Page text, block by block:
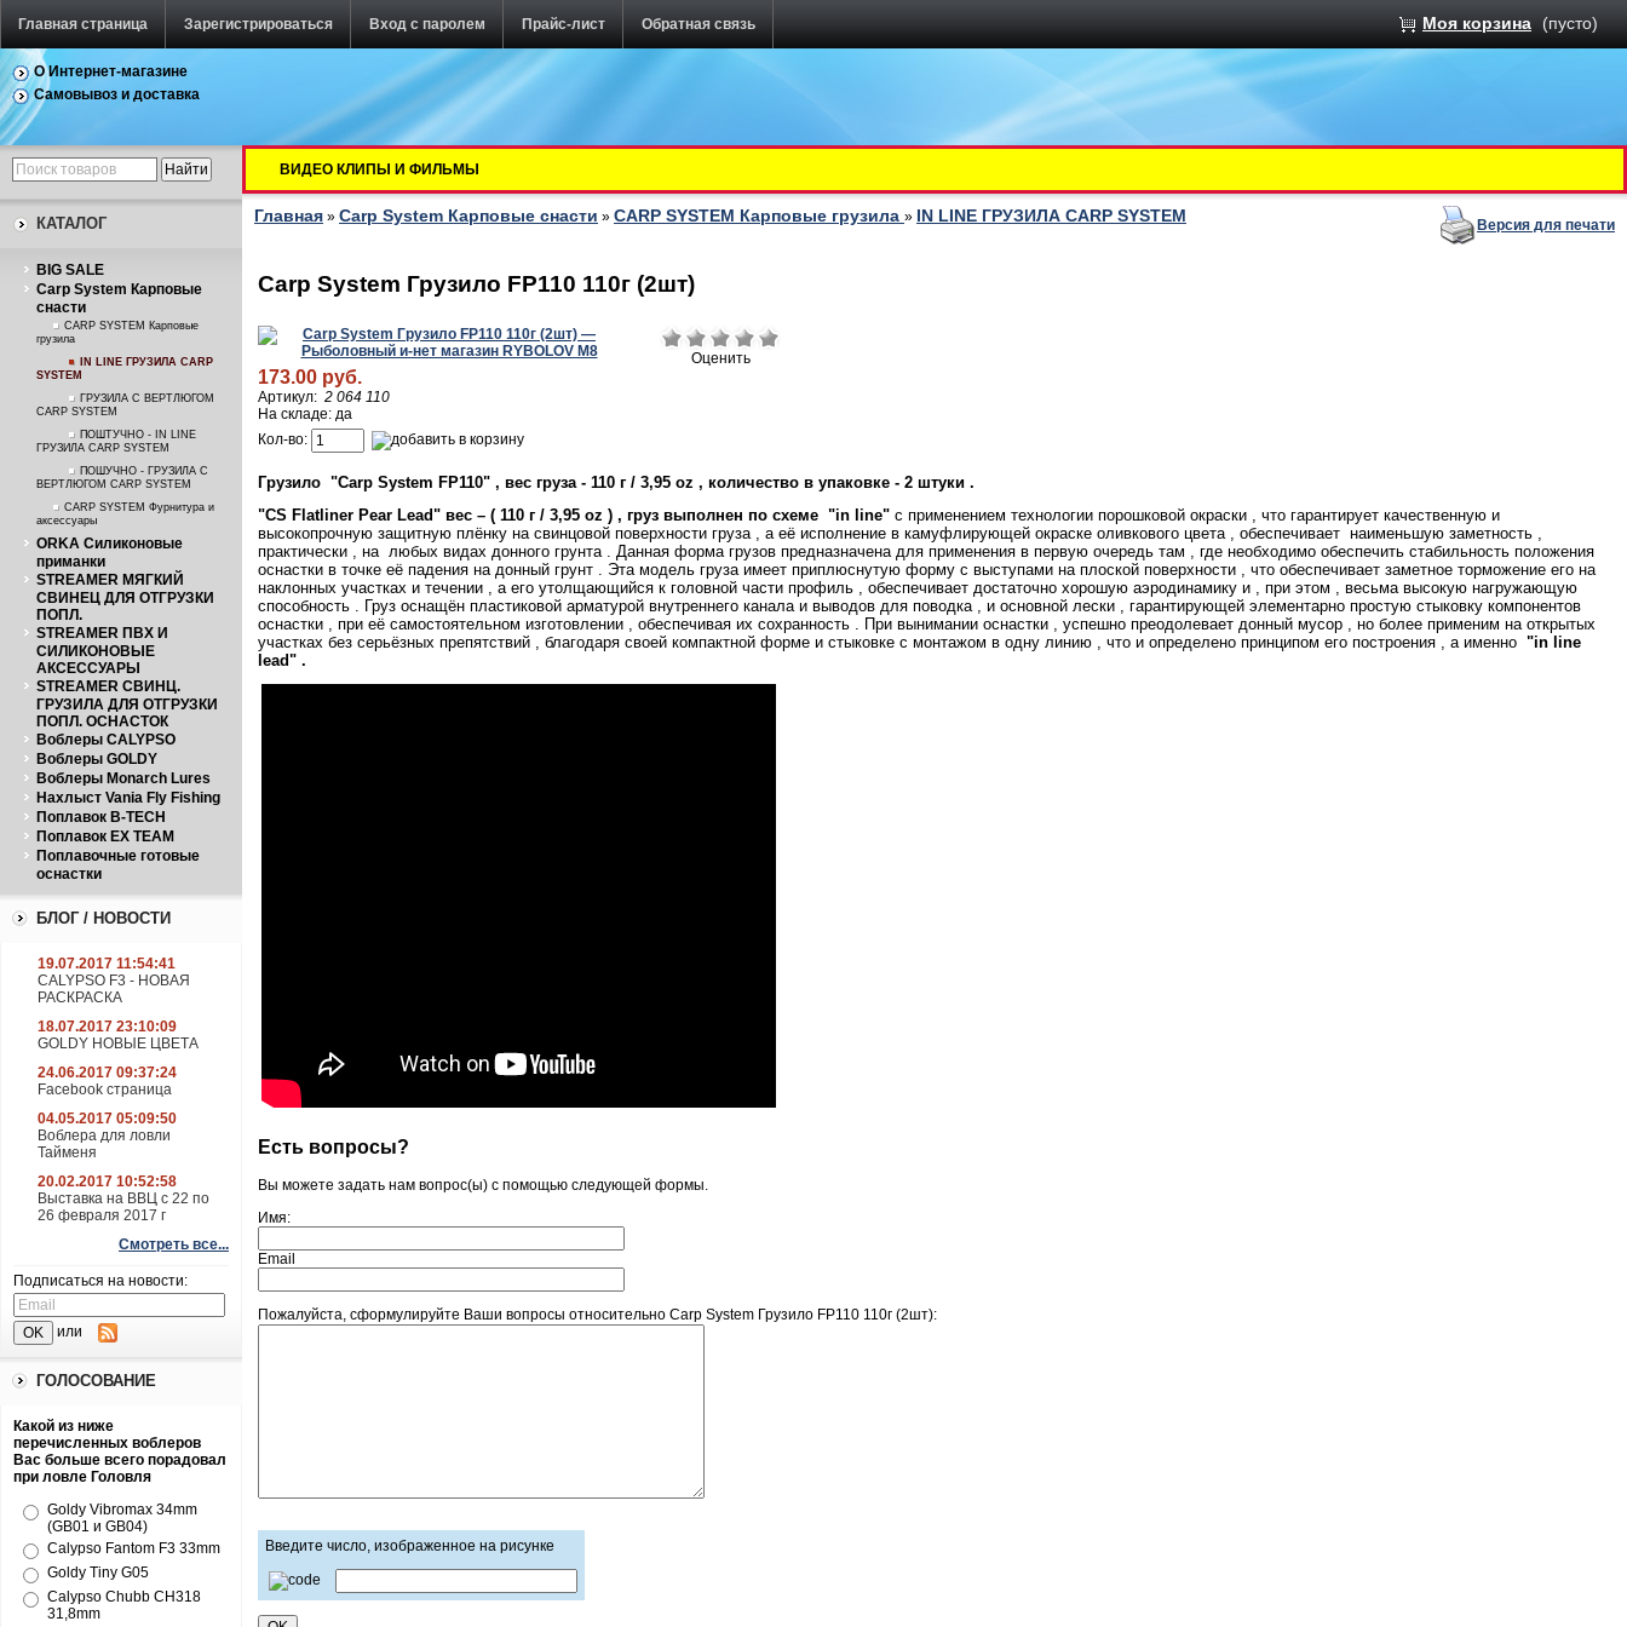
Главная страница Зарегистрироваться Вход с паролем Прайс-лист Обратная связь Моя корзина (пусто)
О Интернет-магазине
Самовывоз и доставка
КАТАЛОГ
BIG SALE
Carp System Карповые
снасти
CARP SYSTEM Карповые
грузила
IN LINE ГРУЗИЛА CARP
SYSTEM
ГРУЗИЛА С ВЕРТЛЮГОМ
CARP SYSTEM
ПОШТУЧНО - IN LINE
ГРУЗИЛА CARP SYSTEM
ПОШУЧНО - ГРУЗИЛА С
ВЕРТЛЮГОМ CARP SYSTEM
CARP SYSTEM Фурнитура и
аксессуары
ORKA Силиконовые
приманки
STREAMER МЯГКИЙ
СВИНЕЦ ДЛЯ ОТГРУЗКИ
ПОПЛ.
STREAMER ПВХ И
СИЛИКОНОВЫЕ
АКСЕССУАРЫ
STREAMER СВИНЦ.
ГРУЗИЛА ДЛЯ ОТГРУЗКИ
ПОПЛ. ОСНАСТОК
Воблеры CALYPSO
Воблеры GOLDY
Воблеры Monarch Lures
Нахлыст Vania Fly Fishing
Поплавок B-TECH
Поплавок EX TEAM
Поплавочные готовые
оснастки
БЛОГ / НОВОСТИ
19.07.2017 11:54:41
CALYPSO F3 - НОВАЯ
РАСКРАСКА
18.07.2017 23:10:09
GOLDY НОВЫЕ ЦВЕТА
24.06.2017 09:37:24
Facebook страница
04.05.2017 05:09:50
Воблера для ловли
Тайменя
20.02.2017 10:52:58
Выставка на ВВЦ с 22 по
26 февраля 2017 г
Смотреть все...
Подписаться на новости:
или
ГОЛОСОВАНИЕ
Какой из ниже
перечисленных воблеров
Вас больше всего порадовал
при ловле Головля
Goldy Vibromax 34mm
(GB01 и GB04)
Calypso Fantom F3 33mm
Goldy Tiny G05
Calypso Chubb CH318
31,8mm
ВИДЕО КЛИПЫ И ФИЛЬМЫ
Главная » Carp System Карповые снасти » CARP SYSTEM Карповые грузила » IN LINE ГРУЗИЛА CARP SYSTEM Версия для печати
Carp System Грузило FP110 110г (2шт)
Оценить
173.00 руб.
Артикул: 2 064 110
На складе: да
Кол-во:
Грузило "Carp System FP110" , вес груза - 110 г / 3,95 oz , количество в упаковке - 2 штуки .
"CS Flatliner Pear Lead" вес – ( 110 г / 3,95 oz ) , груз выполнен по схеме "in line" с применением технологии порошковой окраски , что гарантирует качественную и
высокопрочную защитную плёнку на свинцовой поверхности груза , а её исполнение в камуфлирующей окраске оливкового цвета , обеспечивает наименьшую заметность ,
практически , на любых видах донного грунта . Данная форма грузов предназначена для применения в первую очередь там , где необходимо обеспечить стабильность положения
оснастки в точке её падения на донный грунт . Эта модель груза имеет приплюснутую форму с выступами на плоской поверхности , что обеспечивает заметное торможение его на
наклонных участках и течении , а его утолщающийся к головной части профиль , обеспечивает достаточно хорошую аэродинамику и , при этом , весьма высокую нагружающую
способность . Груз оснащён пластиковой арматурой внутреннего канала и выводов для поводка , и основной лески , гарантирующей элементарно простую стыковку компонентов
оснастки , при её самостоятельном изготовлении , обеспечивая их сохранность . При вынимании оснастки , успешно преодолевает донный мусор , но более применим на открытых
участках без серьёзных препятствий , благодаря своей компактной форме и стыковке с монтажом в одну линию , что и определено принципом его построения , а именно "in line
lead" .
Есть вопросы?
Вы можете задать нам вопрос(ы) с помощью следующей формы.
Имя:
Email
Пожалуйста, сформулируйте Ваши вопросы относительно Carp System Грузило FP110 110г (2шт):
Введите число, изображенное на рисунке